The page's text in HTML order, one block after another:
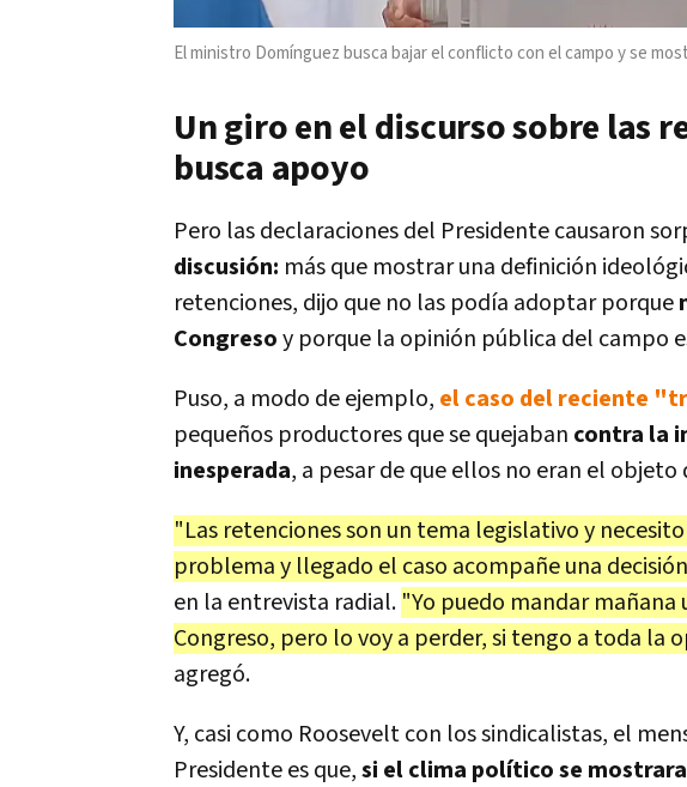
El ministro Domínguez busca bajar el conflicto con el campo y se
Un giro en el discurso sobre las
busca apoyo
Pero las declaraciones del Presidente causaron
discusión: más que mostrar una definición
retenciones, dijo que no las podía adoptar porque
Congresoy porque la opinión pública del campo
Puso, a modo de ejemplo, el caso del reciente
pequeños productores que se quejaban contra la
inesperada, a pesar de que ellos no eran el objeto
"Las retenciones son un tema legislativo y
problema y llegado el caso acompañe una
en la entrevista radial. "Yo puedo mandar
Congreso, pero lo voy a perder, si tengo a toda la
agregó.
Y, casi como Roosevelt con los sindicalistas, el
Presidente es que,si el clima político se